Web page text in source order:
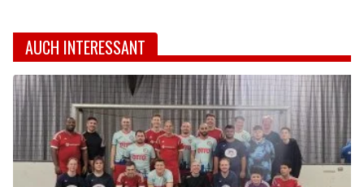
AUCH INTERESSANT